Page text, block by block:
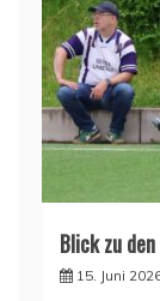
Blick zu
15. Juni